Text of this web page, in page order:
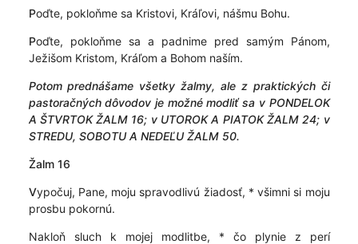
Poďte, pokloňme sa Kristovi, Kráľovi, nášmu Bohu.
Poďte, pokloňme sa a padnime pred samým Pánom,
Ježišom Kristom, Kráľom a Bohom naším.
Potom prednášame všetky žalmy, ale z praktických či
pastoračných dôvodov je možné modliť sa v PONDELOK
A ŠTVRTOK ŽALM 16; v UTOROK A PIATOK ŽALM 24; v
STREDU, SOBOTU A NEDEĽU ŽALM 50.
Žalm 16
Vypočuj, Pane, moju spravodlivú žiadosť, * všimni si moju
prosbu pokornú.
Nakloň sluch k mojej modlitbe, * čo plynie z perí